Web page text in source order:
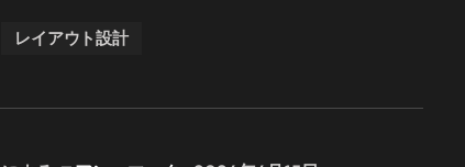
レイアウト設計